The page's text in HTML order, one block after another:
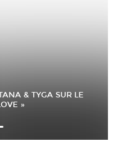
& TYGA SUR LE
»